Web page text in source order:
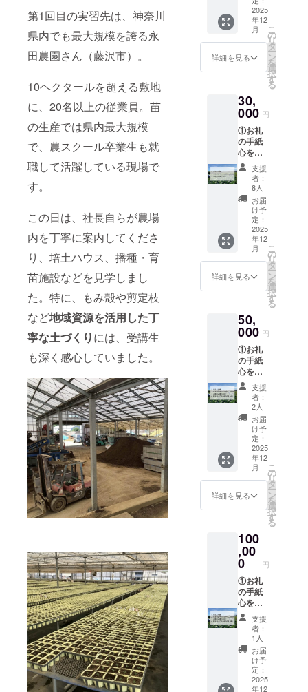
第1回目の実習先は、神奈川
県内でも最大規模を誇る永
田農園さん（藤沢市）。
10ヘクタールを超える敷地
に、20名以上の従業員。苗
の生産では県内最大規模
で、農スクール卒業生も就
職して活躍している現場で
す。
この日は、社長自らが農場
内を丁寧に案内してくださ
り、培土ハウス、播種・育
苗施設などを見学しまし
た。特に、もみ殻や剪定枝
など地域資源を活用した丁
寧な土づくりには、受講生
も深く感心していました。
連絡し
ます。
※このリ
ターン
は6,000
内容に
なりま
寄付金
受領証
明書の
発行を
行いま
す。
プロ
ジェク
ト支援
者同士
の交流
会（オ
zoomを
使用予
定）へ
ご招待
※交流会
は2025
年11月
を予
定。詳
細は
メール
にてご
連絡し
ます。
③報告
書 活動
報告書
このリ
ターン
30,000
円のリ
ターン
と同じ
内容に
なりま
す。 ※
寄付金
受領証
明書の
発行を
行いま
す。
2025
年12
月
詳細を見る
こ
の
リ
タ
ー
ン
を
選
択
す
る
30,
000 円
①お礼
の手紙
心を込
めたお
礼の手
紙をお
送りし
ます。
②プロ
ジェク
ト支援
者同士
の交流
会（オ
ンライ
使用予
定）へ
ご招待
※交流会
は2025
年11月
を予
定。詳
細は
メール
にてご
連絡し
ます。
③報告
書 活動
報告書
をお送
ターン
は
15,000
円のリ
ターン
と同じ
内容に
なりま
す。 ※
寄付金
受領証
明書の
発行を
行いま
支援
者：
8人
お届
け予
定：
2025
年12
月
詳細を見る
こ
の
リ
タ
ー
ン
を
選
択
す
る
50,
000 円
①お礼
の手紙
心を込
めたお
礼の手
紙をお
送りし
ます。
②プロ
ジェク
ト支援
者同士
の交流
会（オ
ンライ
使用予
定）へ
ご招待
※交流会
は2025
年11月
を予
定。詳
細は
メール
にてご
連絡し
ます。
③報告
支援
者：
2人
お届
け予
定：
2025
年12
月
詳細を見る
こ
の
リ
タ
ー
ン
を
選
択
す
る
100
,00
0 円
①お礼
の手紙
心を込
めたお
礼の手
紙をお
送りし
ます。
②プロ
ジェク
支援
者：
1人
お届
け予
定：
2025
年12